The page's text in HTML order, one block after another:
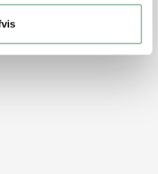
med 10% fedt i det